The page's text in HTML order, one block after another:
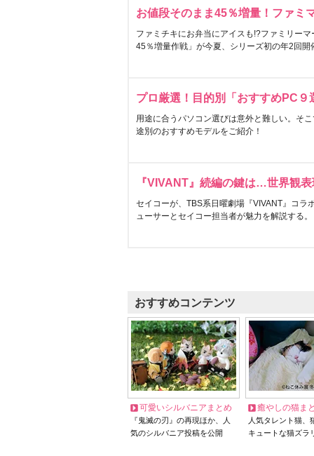
お値段そのまま45％増量！ファミ
ファミチキにお弁当にアイスも!?ファミリー
45％増量作戦」が今夏、シリーズ初の年2回開
プロ厳選！目的別「おすすめPC９
用途に合うパソコン選びは意外と難しい。そ
途別のおすすめモデルをご紹介！
『VIVANT』続編の鍵は…世界観
セイコーが、TBS系日曜劇場『VIVANT』コラ
ューサーとセイコー担当者が魅力を解説する。
おすすめコンテンツ
可愛いシルバニアまとめ
『鬼滅の刃』の再現ほか、人
気のシルバニア投稿を公開
癒やしの猫ま
人気タレント猫
キュートな猫ズラ